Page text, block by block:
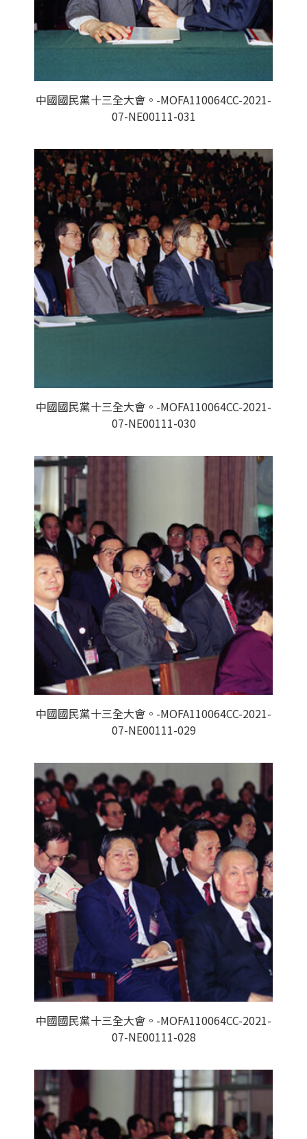
中國國民黨十三全大會。-MOFA110064CC-2021-
07-NE00111-031
中國國民黨十三全大會。-MOFA110064CC-2021-
07-NE00111-030
中國國民黨十三全大會。-MOFA110064CC-2021-
07-NE00111-029
中國國民黨十三全大會。-MOFA110064CC-2021-
07-NE00111-028